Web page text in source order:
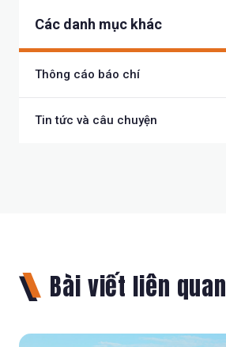
Các danh mục khác
Thông cáo báo chí
Tin tức và câu chuyện
Bài viết liên quan